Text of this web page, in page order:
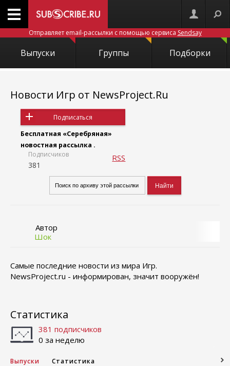
Отправляет email-рассылки с помощью сервиса Sendsay
Выпуски Группы Подборки
Новости Игр от NewsProject.Ru
Подписаться
Бесплатная «Серебряная»
новостная рассылка .
Подписчиков
381
RSS
Автор
Шок
Самые последние новости из мира Игр.
NewsProject.ru - информирован, значит вооружён!
Статистика
381 подписчиков
0 за неделю
Выпуски Статистика